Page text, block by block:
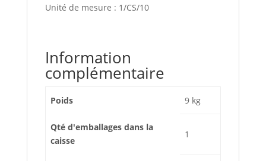
Unité de mesure : 1/CS/10
Information
complémentaire
Poids 9 kg
Qté d'emballages dans la
caisse
1